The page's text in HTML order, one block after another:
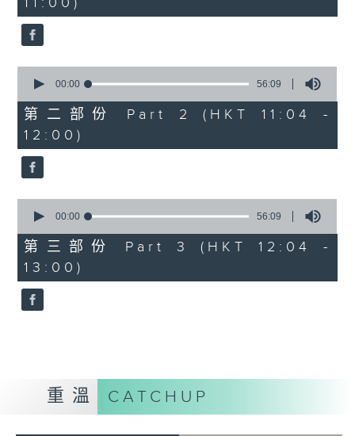
主題：心靈健康大檢測
0
seconds
seconds
56
minutes,
9
seconds
00:00 56:09
第二部份 Part 2 (HKT 11:04 -
12:00)
seconds
56
minutes,
9
seconds
00:00 56:09
第三部份 Part 3 (HKT 12:04 -
13:00)
重溫 CATCHUP